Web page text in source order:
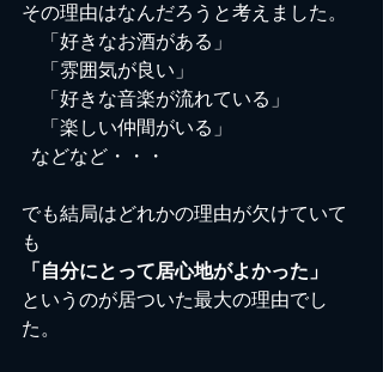
その理由はなんだろうと考えました。
「好きなお酒がある」
「雰囲気が良い」
「好きな音楽が流れている」
「楽しい仲間がいる」
  などなど・・・
でも結局はどれかの理由が欠けていて
も
「自分にとって居心地がよかった」
というのが居ついた最大の理由でし
た。